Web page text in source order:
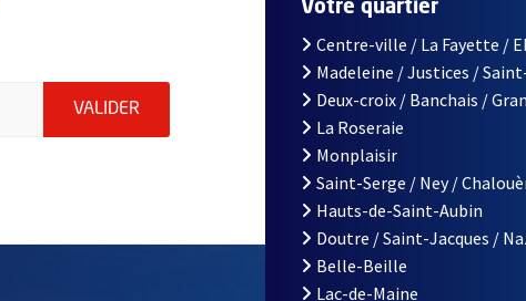
indiquez votre email (champ obligatoire)
VALIDER ENVOYER MA DEMANDE D'INSCRIPTION À LA
Votre quartier
Centre-ville / La Fayette /
Madeleine / Justices /
Deux-croix / Banchais /
La Roseraie
Monplaisir
Saint-Serge / Ney /
Hauts-de-Saint-Aubin
Doutre / Saint-Jacques /
Belle-Beille
Lac-de-Maine